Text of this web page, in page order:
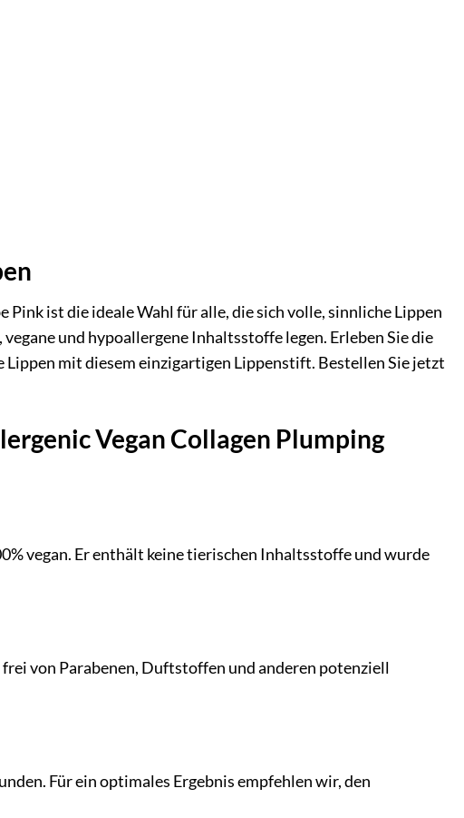
ist die ideale Wahl für alle, die sich volle, sinnliche Lippen
und hypoallergene Inhaltsstoffe legen. Erleben Sie die
mit diesem einzigartigen Lippenstift. Bestellen Sie jetzt
Vegan Collagen Plumping
vegan. Er enthält keine tierischen Inhaltsstoffe und wurde
von Parabenen, Duftstoffen und anderen potenziell
Für ein optimales Ergebnis empfehlen wir, den